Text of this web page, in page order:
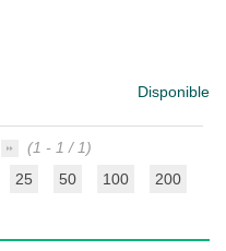
Disponible
(1 - 1 / 1)
25 50 100 200